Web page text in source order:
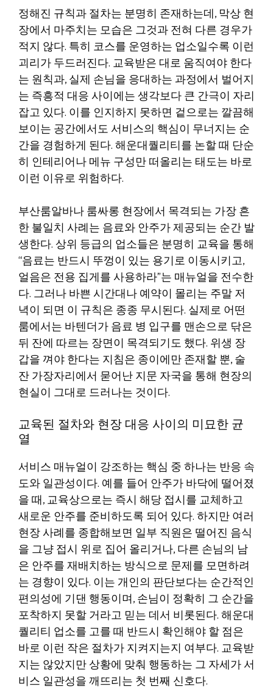
정해진 규칙과 절차는 분명히 존재하는데, 막상 현
장에서 마주치는 모습은 그것과 전혀 다른 경우가
적지 않다. 특히 코스를 운영하는 업소일수록 이런
괴리가 두드러진다. 교육받은 대로 움직여야 한다
는 원칙과, 실제 손님을 응대하는 과정에서 벌어지
는 즉흥적 대응 사이에는 생각보다 큰 간극이 자리
잡고 있다. 이를 인지하지 못하면 겉으로는 깔끔해
보이는 공간에서도 서비스의 핵심이 무너지는 순
간을 경험하게 된다. 해운대퀄리티를 논할 때 단순
히 인테리어나 메뉴 구성만 떠올리는 태도는 바로
이런 이유로 위험하다.
부산룸알바나 룸싸롱 현장에서 목격되는 가장 흔
한 불일치 사례는 음료와 안주가 제공되는 순간 발
생한다. 상위 등급의 업소들은 분명히 교육을 통해
“음료는 반드시 뚜껑이 있는 용기로 이동시키고,
얼음은 전용 집게를 사용하라”는 매뉴얼을 전수한
다. 그러나 바쁜 시간대나 예약이 몰리는 주말 저
녁이 되면 이 규칙은 종종 무시된다. 실제로 어떤
룸에서는 바텐더가 음료 병 입구를 맨손으로 닦은
뒤 잔에 따르는 장면이 목격되기도 했다. 위생 장
갑을 껴야 한다는 지침은 종이에만 존재할 뿐, 술
잔 가장자리에서 묻어난 지문 자국을 통해 현장의
현실이 그대로 드러나는 것이다.
교육된 절차와 현장 대응 사이의 미묘한 균
열
서비스 매뉴얼이 강조하는 핵심 중 하나는 반응 속
도와 일관성이다. 예를 들어 안주가 바닥에 떨어졌
을 때, 교육상으로는 즉시 해당 접시를 교체하고
새로운 안주를 준비하도록 되어 있다. 하지만 여러
현장 사례를 종합해보면 일부 직원은 떨어진 음식
을 그냥 접시 위로 집어 올리거나, 다른 손님의 남
은 안주를 재배치하는 방식으로 문제를 모면하려
는 경향이 있다. 이는 개인의 판단보다는 순간적인
편의성에 기댄 행동이며, 손님이 정확히 그 순간을
포착하지 못할 거라고 믿는 데서 비롯된다. 해운대
퀄리티 업소를 고를 때 반드시 확인해야 할 점은
바로 이런 작은 절차가 지켜지는지 여부다. 교육받
지는 않았지만 상황에 맞춰 행동하는 그 자세가 서
비스 일관성을 깨뜨리는 첫 번째 신호다.